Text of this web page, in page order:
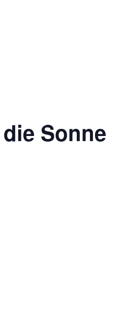
Sonne